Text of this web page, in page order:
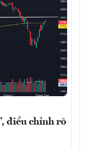
điều chỉnh rõ